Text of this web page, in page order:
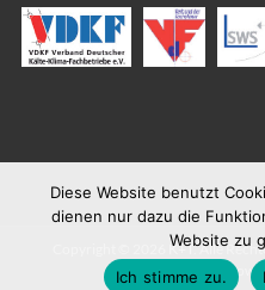
K+T. Alle
ThemeGrill.
Diese Website benutzt
dienen nur dazu die
Website zu
Ich stimme zu.